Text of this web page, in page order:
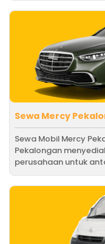
Sewa Mercy
Sewa Mobil Mercy
Pekalongan
perusahaan untuk